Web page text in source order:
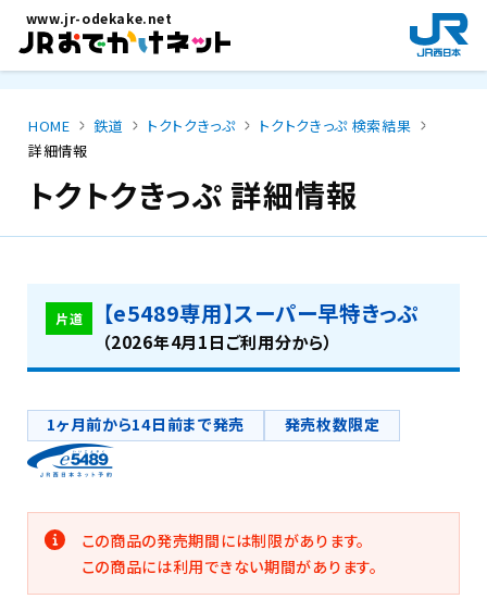
メインコンテンツにスキップ
www.jr-odekake.net
新
規
ウ
ン
開
す
HOME 鉄道 トクトクきっぷ
トクトクきっぷ 検索結果
詳細情報
トクトクきっぷ 詳細情報
片道 【e5489専用】スーパー早特きっぷ
（2026年4月1日ご利用分から）
1ヶ月前から14日前まで発売 発売枚数限定
この商品の発売期間には制限があります。
この商品には利用できない期間があります。